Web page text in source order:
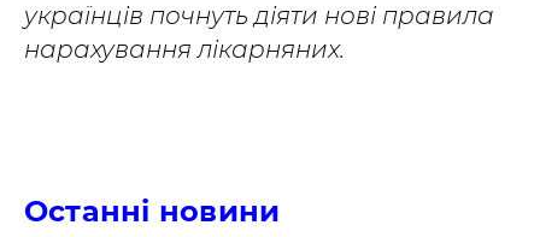
українців почнуть діяти нові правила
нарахування лікарняних.
Останні новини